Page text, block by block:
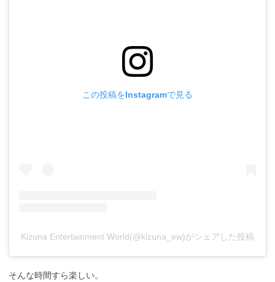
この投稿をInstagramで見る
Kizuna Entertainment World(@kizuna_ew)がシェアした投稿
そんな時間すら楽しい。